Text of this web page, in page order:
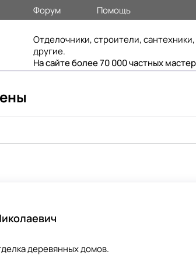
Форум Помощь
Отделочники, строители,
другие.
На сайте более 70 000 частных
деревянных домов.